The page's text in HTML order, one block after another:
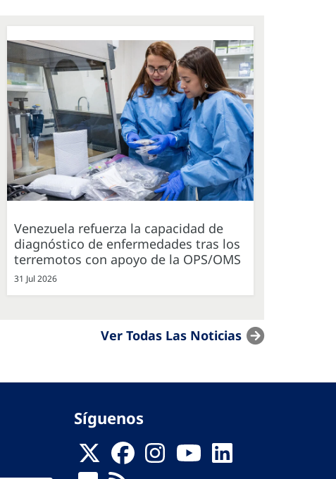
Venezuela refuerza la capacidad de
diagnóstico de enfermedades tras los
terremotos con apoyo de la OPS/OMS
31 Jul 2026
Ver Todas Las Noticias
Síguenos